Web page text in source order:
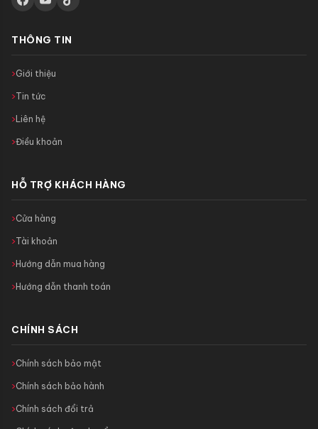
THÔNG TIN
Giới thiệu
Tin tức
Liên hệ
Điều khoản
HỖ TRỢ KHÁCH HÀNG
Cửa hàng
Tài khoản
Hướng dẫn mua hàng
Hướng dẫn thanh toán
CHÍNH SÁCH
Chính sách bảo mật
Chính sách bảo hành
Chính sách đổi trả